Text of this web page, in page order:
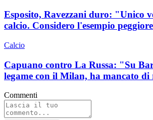
Esposito, Ravezzani duro: "Unico
calcio. Considero l'esempio
Calcio
Capuano contro La Russa: "Su
legame con il Milan, ha mancato di
Commenti